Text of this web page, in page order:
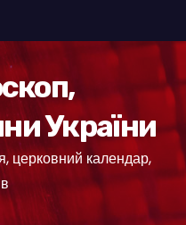
України
церковний календар,